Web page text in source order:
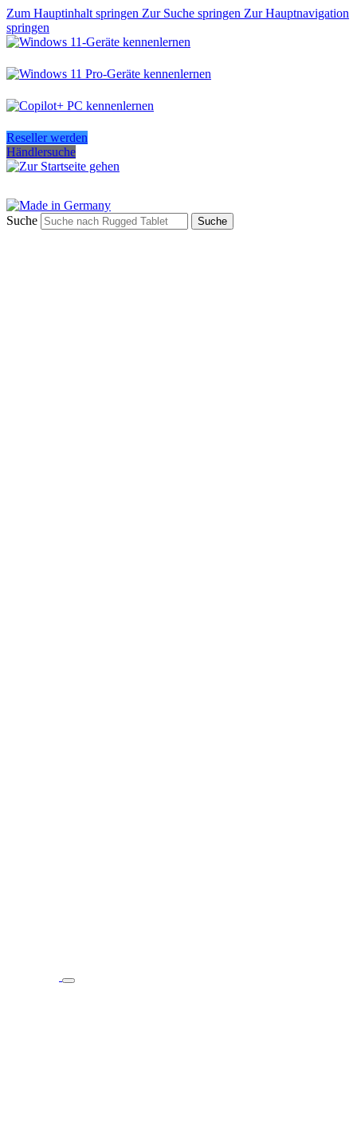
Zum Hauptinhalt springen Zur Suche springen Zur Hauptnavigation
springen
Reseller werden
Händlersuche
Suche Suche